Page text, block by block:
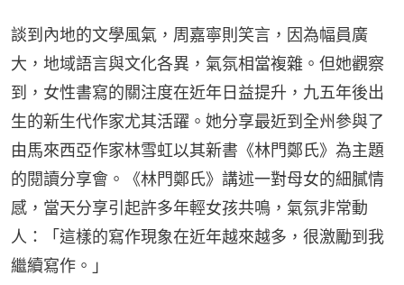
談到內地的文學風氣，周嘉寧則笑言，因為幅員廣
大，地域語言與文化各異，氣氛相當複雜。但她觀察
到，女性書寫的關注度在近年日益提升，九五年後出
生的新生代作家尤其活躍。她分享最近到全州參與了
由馬來西亞作家林雪虹以其新書《林門鄭氏》為主題
的閱讀分享會。《林門鄭氏》講述一對母女的細膩情
感，當天分享引起許多年輕女孩共鳴，氣氛非常動
人：「這樣的寫作現象在近年越來越多，很激勵到我
繼續寫作。」